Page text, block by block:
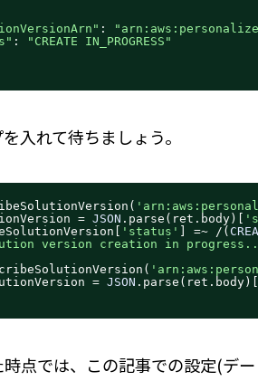
:
:
"CREATE IN_PROGRESS"
入れて待ちましょう。
= JSON .parse(ret.body)[
'status' ] =~ /( CREATE
version creation in progress..."
= JSON .parse(ret.body)[
点では、この記事での設定(デー